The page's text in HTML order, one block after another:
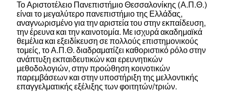
Το Αριστοτέλειο Πανεπιστήμιο Θεσσαλονίκης (Α.Π.Θ.)
είναι το μεγαλύτερο πανεπιστήμιο της Ελλάδας,
αναγνωρισμένο για την αριστεία του στην εκπαίδευση,
την έρευνα και την καινοτομία. Με ισχυρά ακαδημαϊκά
θεμέλια και εξειδίκευση σε πολλούς επιστημονικούς
τομείς, το Α.Π.Θ. διαδραματίζει καθοριστικό ρόλο στην
ανάπτυξη εκπαιδευτικών και ερευνητικών
μεθοδολογιών, στην προώθηση κοινοτικών
παρεμβάσεων και στην υποστήριξη της μελλοντικής
επαγγελματικής εξέλιξης των φοιτητών/τριών.